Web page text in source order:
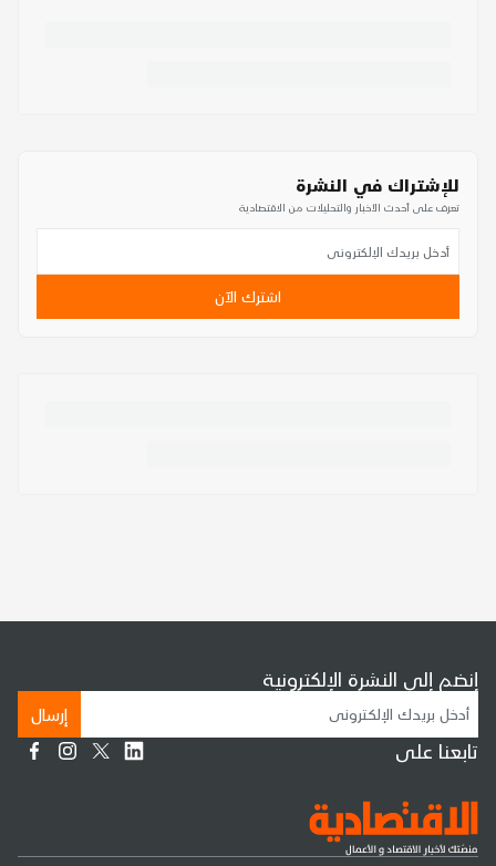
للإشتراك في النشرة
تعرف على أحدث الأخبار والتحليلات من الاقتصادية
اشترك الآن
إنضم إلى النشرة الإلكترونية
إرسال
تابعنا على